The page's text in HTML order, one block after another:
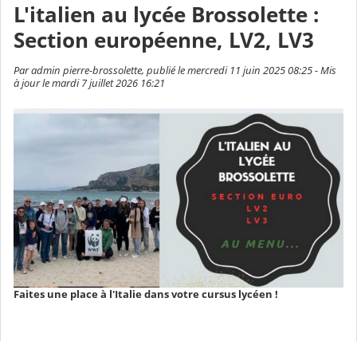
L'italien au lycée Brossolette :
Section européenne, LV2, LV3
Par admin pierre-brossolette, publié le mercredi 11 juin 2025 08:25 - Mis
à jour le mardi 7 juillet 2026 16:21
Faites une place à l'Italie dans votre cursus lycéen !